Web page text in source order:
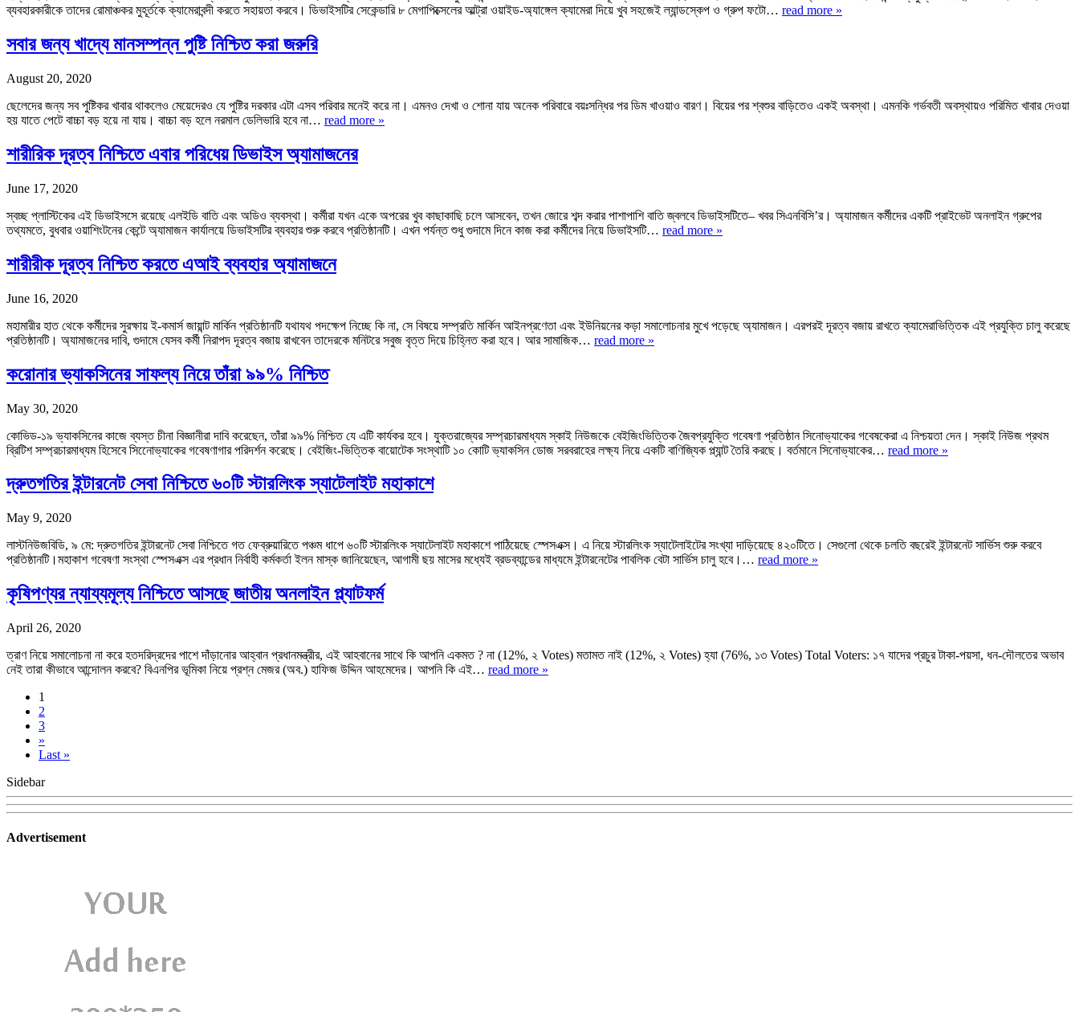
ব্যবহারকারীকে তাদের রোমাঞ্চকর মুহূর্তকে ক্যামেরাবন্দী করতে সহায়তা করবে। ডিভাইসটির সেকেন্ডারি ৮ মেগাপিক্সেলের আল্ট্রা ওয়াইড-অ্যাঙ্গেল ক্যামেরা দিয়ে খুব সহজেই ল্যান্ডস্কেপ ও গ্রুপ ফটো… read more »
সবার জন্য খাদ্যে মানসম্পন্ন পুষ্টি নিশ্চিত করা জরুরি
August 20, 2020
ছেলেদের জন্য সব পুষ্টিকর খাবার থাকলেও মেয়েদেরও যে পুষ্টির দরকার এটা এসব পরিবার মনেই করে না। এমনও দেখা ও শোনা যায় অনেক পরিবারে বয়ঃসন্ধির পর ডিম খাওয়াও বারণ। বিয়ের পর শ্বশুর বাড়িতেও একই অবস্থা। এমনকি গর্ভবতী অবস্থায়ও পরিমিত খাবার দেওয়া
হয় যাতে পেটে বাচ্চা বড় হয়ে না যায়। বাচ্চা বড় হলে নরমাল ডেলিভারি হবে না… read more »
শারীরিক দূরত্ব নিশ্চিতে এবার পরিধেয় ডিভাইস অ্যামাজনের
June 17, 2020
স্বচ্ছ প্লাস্টিকের এই ডিভাইসসে রয়েছে এলইডি বাতি এবং অডিও ব্যবস্থা। কর্মীরা যখন একে অপরের খুব কাছাকাছি চলে আসবেন, তখন জোরে শব্দ করার পাশাপাশি বাতি জ্বলবে ডিভাইসটিতে– খবর সিএনবিসি’র। অ্যামাজন কর্মীদের একটি প্রাইভেট অনলাইন গ্রুপের
তথ্যমতে, বুধবার ওয়াশিংটনের কেন্টে অ্যামাজন কার্যালয়ে ডিভাইসটির ব্যবহার শুরু করবে প্রতিষ্ঠানটি। এখন পর্যন্ত শুধু গুদামে দিনে কাজ করা কর্মীদের নিয়ে ডিভাইসটি… read more »
শারীরীক দূরত্ব নিশ্চিত করতে এআই ব্যবহার অ্যামাজনে
June 16, 2020
মহামারীর হাত থেকে কর্মীদের সুরক্ষায় ই-কমার্স জায়ান্ট মার্কিন প্রতিষ্ঠানটি যথাযথ পদক্ষেপ নিচ্ছে কি না, সে বিষয়ে সম্প্রতি মার্কিন আইনপ্রণেতা এবং ইউনিয়নের কড়া সমালোচনার মুখে পড়েছে অ্যামাজন। এরপরই দূরত্ব বজায় রাখতে ক্যামেরাভিত্তিক এই প্রযুক্তি চালু করেছে
প্রতিষ্ঠানটি। অ্যামাজনের দাবি, গুদামে যেসব কর্মী নিরাপদ দূরত্ব বজায় রাখবেন তাদেরকে মনিটরে সবুজ বৃত্ত দিয়ে চিহ্নিত করা হবে। আর সামাজিক… read more »
করোনার ভ্যাকসিনের সাফল্য নিয়ে তাঁরা ৯৯% নিশ্চিত
May 30, 2020
কোভিড-১৯ ভ্যাকসিনের কাজে ব্যস্ত চীনা বিজ্ঞানীরা দাবি করেছেন, তাঁরা ৯৯% নিশ্চিত যে এটি কার্যকর হবে। যুক্তরাজ্যের সম্প্রচারমাধ্যম স্কাই নিউজকে বেইজিংভিত্তিক জৈবপ্রযুক্তি গবেষণা প্রতিষ্ঠান সিনোভ্যাকের গবেষকেরা এ নিশ্চয়তা দেন। স্কাই নিউজ প্রথম
ব্রিটিশ সম্প্রচারমাধ্যম হিসেবে সিনেোভ্যাকের গবেষণাগার পরিদর্শন করেছে। বেইজিং-ভিত্তিক বায়োটেক সংস্থাটি ১০ কোটি ভ্যাকসিন ডোজ সরবরাহের লক্ষ্য নিয়ে একটি বাণিজ্যিক প্ল্যান্ট তৈরি করছে। বর্তমানে সিনোভ্যাকের… read more »
দ্রুতগতির ইন্টারনেট সেবা নিশ্চিতে ৬০টি স্টারলিংক স্যাটেলাইট মহাকাশে
May 9, 2020
লাস্টনিউজবিডি, ৯ মে: দ্রুতগতির ইন্টারনেট সেবা নিশ্চিতে গত ফেব্রুয়ারিতে পঞ্চম ধাপে ৬০টি স্টারলিংক স্যাটেলাইট মহাকাশে পাঠিয়েছে স্পেসএক্স। এ নিয়ে স্টারলিংক স্যাটেলাইটের সংখ্যা দাড়িয়েছে ৪২০টিতে। সেগুলো থেকে চলতি বছরেই ইন্টারনেট সার্ভিস শুরু করবে
প্রতিষ্ঠানটি।মহাকাশ গবেষণা সংস্থা স্পেসএক্স এর প্রধান নির্বাহী কর্মকর্তা ইলন মাস্ক জানিয়েছেন, আগামী ছয় মাসের মধ্যেই ব্রডব্যান্ডের মাধ্যমে ইন্টারনেটের পাবলিক বেটা সার্ভিস চালু হবে।… read more »
কৃষিপণ্যর ন্যায্যমূল্য নিশ্চিতে আসছে জাতীয় অনলাইন প্ল্যাটফর্ম
April 26, 2020
ত্রাণ নিয়ে সমালোচনা না করে হতদরিদ্রদের পাশে দাঁড়ানোর আহ্বান প্রধানমন্ত্রীর, এই আহবানের সাথে কি আপনি একমত ? না (12%, ২ Votes) মতামত নাই (12%, ২ Votes) হ্যা (76%, ১৩ Votes) Total Voters: ১৭ যাদের প্রচুর টাকা-পয়সা, ধন-দৌলতের অভাব
নেই তারা কীভাবে আন্দোলন করবে? বিএনপির ভূমিকা নিয়ে প্রশ্ন মেজর (অব.) হাফিজ উদ্দিন আহমেদের। আপনি কি এই… read more »
1
2
3
»
Last »
Sidebar
Advertisement